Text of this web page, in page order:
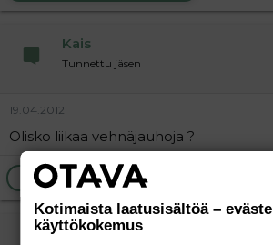
Kais
Tunnettu jäsen
19.04.2012
Olisko liikaa vehnäjauhoja ?
Ilmoita asiaton viesti
Maira
Kotimaista laatusisältöä –
käyttökokemus